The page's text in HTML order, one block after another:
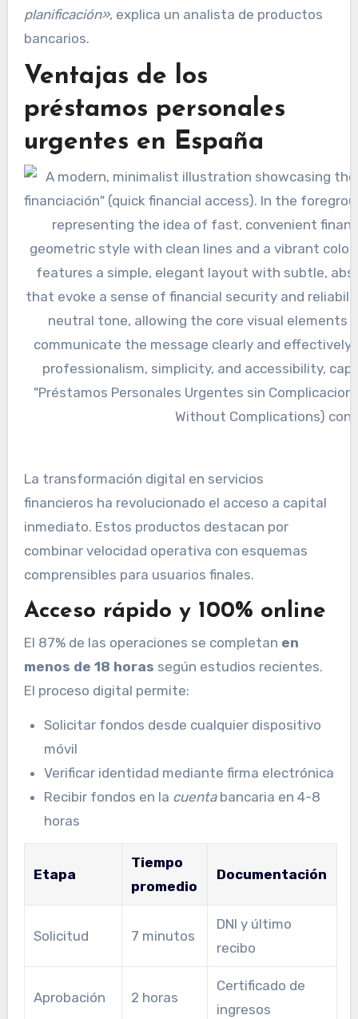
planificación», explica un analista de productos
bancarios.
Ventajas de los
préstamos personales
urgentes en España
La transformación digital en servicios
financieros ha revolucionado el acceso a capital
inmediato. Estos productos destacan por
combinar velocidad operativa con esquemas
comprensibles para usuarios finales.
Acceso rápido y 100% online
El 87% de las operaciones se completan en
menos de 18 horas según estudios recientes.
El proceso digital permite:
Solicitar fondos desde cualquier dispositivo
móvil
Verificar identidad mediante firma electrónica
Recibir fondos en la cuentabancaria en 4-8
horas
Etapa
Tiempo
promedio
Documentación
Solicitud 7 minutos
DNI y último
recibo
Aprobación 2 horas
Certificado de
ingresos